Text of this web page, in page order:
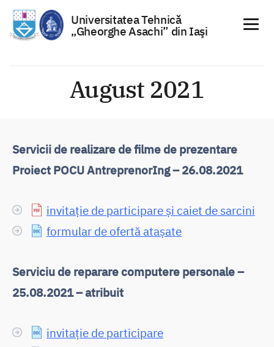
Universitatea Tehnică
„Gheorghe Asachi” din Iaşi
August 2021
Servicii de realizare de filme de prezentare
Proiect POCU AntreprenorIng – 26.08.2021
invitație de participare și caiet de sarcini
formular de ofertă atașate
Serviciu de reparare computere personale –
25.08.2021 – atribuit
invitație de participare